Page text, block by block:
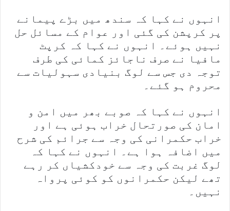
انہوں نے کہا کہ سندھ میں بڑے پیمانے
پر کرپشن کی گئی اور عوام کے مسائل حل
نہیں ہوئے۔ انہوں نے کہا کہ کرپٹ
مافیا نے صرف ناجائز کمائی کی طرف
توجہ دی جس سے لوگ بنیادی سہولیات سے
محروم ہو گئے۔
انہوں نے کہا کہ صوبے بھر میں امن و
امان کی صورتحال خراب ہوئی ہے اور
خراب حکمرانی کی وجہ سے جرائم کی شرح
میں اضافہ ہوا ہے۔ انہوں نے کہا کہ
لوگ غربت کی وجہ سے خودکشیاں کر رہے
تھے لیکن حکمرانوں کو کوئی پرواہ
نہیں۔